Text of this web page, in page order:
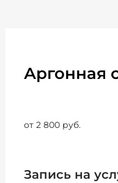
Аргонная
от 2 800 руб.
Запись на